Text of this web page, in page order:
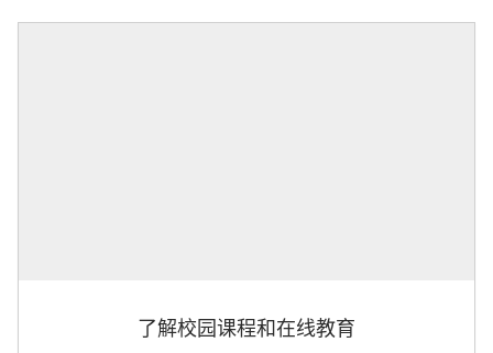
了解校园课程和在线教育